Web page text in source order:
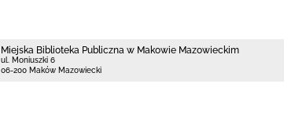
Miejska Biblioteka Publiczna w Makowie Mazowieckim
ul. Moniuszki 6
06-200 Maków Mazowiecki